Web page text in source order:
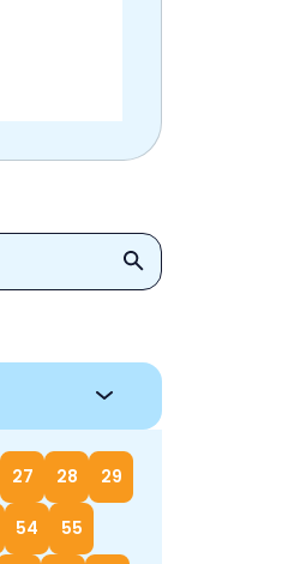
27 28 29
54 55